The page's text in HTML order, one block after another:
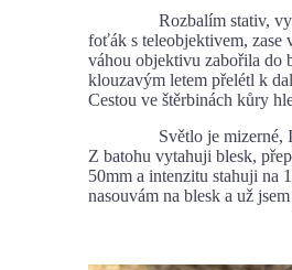
Rozbalím stativ,
foťák s teleobjektivem, zase
váhou objektivu zabořila do
klouzavým letem přelétl k
Cestou ve štěrbinách kůry
Světlo je mizerné, ISO
Z batohu vytahuji blesk,
50mm a intenzitu stahuji na
nasouvám na blesk a už